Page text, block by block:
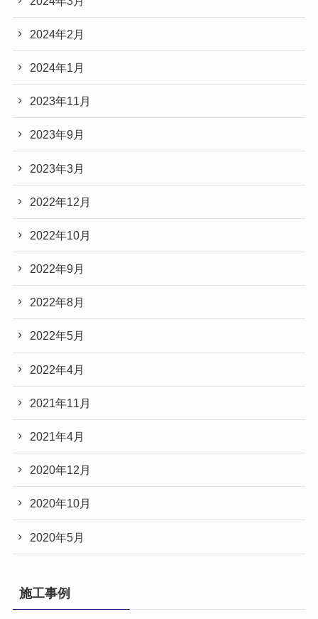
2024年2月
2024年1月
2023年11月
2023年9月
2023年3月
2022年12月
2022年10月
2022年9月
2022年8月
2022年5月
2022年4月
2021年11月
2021年4月
2020年12月
2020年10月
2020年5月
施工事例